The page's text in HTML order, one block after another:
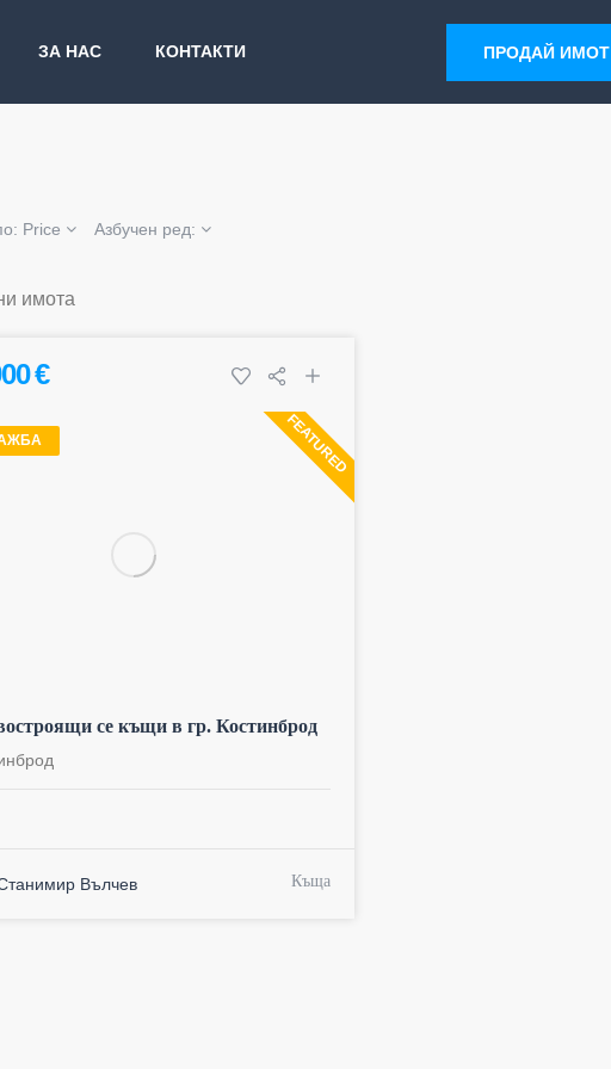
ЗА НАС КОНТАКТИ ПРОДАЙ ИМОТ
Price Азбучен ред:
имота
€
FEATURED
се къщи в гр. Костинброд
Вълчев Къща